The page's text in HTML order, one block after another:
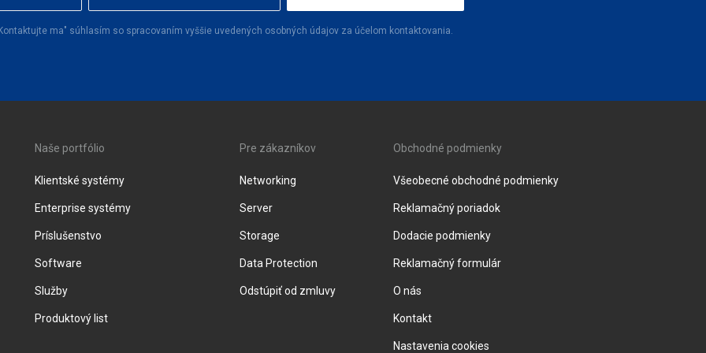
ma" súhlasím so spracovaním vyššie uvedených osobných údajov za účelom kontaktovania.
Naše portfólio
Klientské systémy
Enterprise systémy
Príslušenstvo
Software
Služby
Produktový list
Pre zákazníkov
Networking
Server
Storage
Data Protection
Odstúpiť od zmluvy
Obchodné podmienky
Všeobecné obchodné podmienky
Reklamačný poriadok
Dodacie podmienky
Reklamačný formulár
O nás
Kontakt
Nastavenia cookies